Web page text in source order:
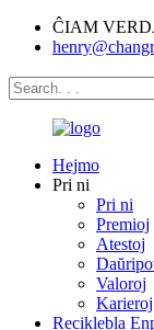
ĈIAM
Hejmo
Pri ni
Pri ni
Premioj
Atestoj
Valoroj
Karieroj
Reciklebla